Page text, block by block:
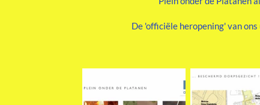
De 'officiële heropening' van